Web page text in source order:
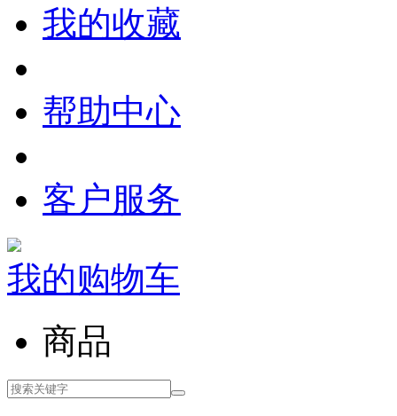
我的收藏
帮助中心
客户服务
我的购物车
商品